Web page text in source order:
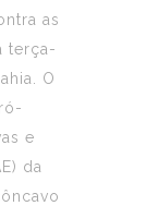
as
terça-
O
e
da